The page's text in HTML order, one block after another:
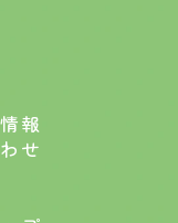
報
せ